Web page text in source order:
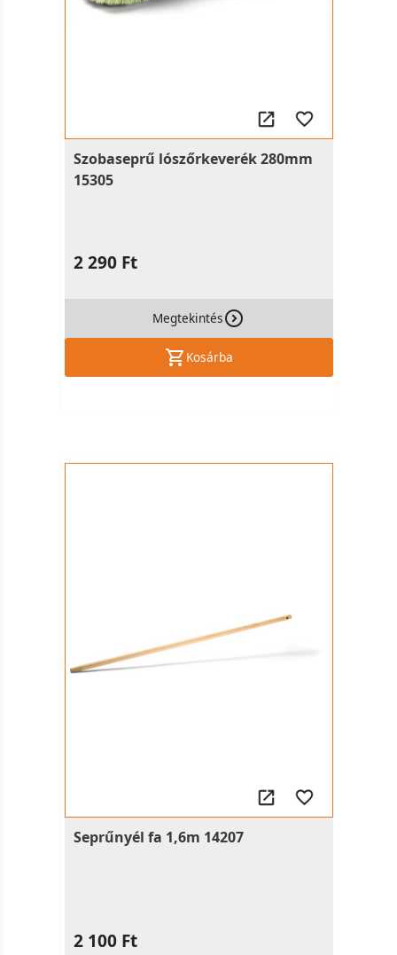
Szobaseprű lószőrkeverék 280mm
15305
2 290 Ft
Megtekintés
Kosárba
Seprűnyél fa 1,6m 14207
2 100 Ft